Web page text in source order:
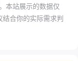
本站展示的数据仅
合你的实际需求判